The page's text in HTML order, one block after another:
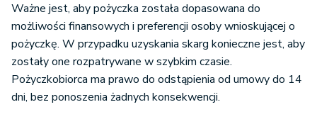
Ważne jest, aby pożyczka została dopasowana do
możliwości finansowych i preferencji osoby wnioskującej o
pożyczkę. W przypadku uzyskania skarg konieczne jest, aby
zostały one rozpatrywane w szybkim czasie.
Pożyczkobiorca ma prawo do odstąpienia od umowy do 14
dni, bez ponoszenia żadnych konsekwencji.